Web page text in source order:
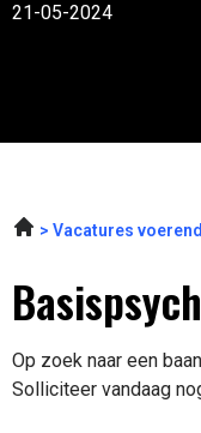
21-05-2024
Vacatures
Op zoek naar een
Solliciteer vandaag